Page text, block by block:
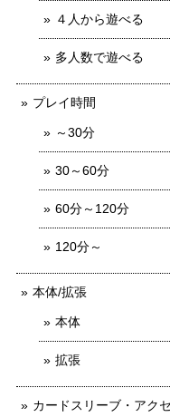
４人から遊べる
多人数で遊べる
プレイ時間
～30分
30～60分
60分～120分
120分～
本体/拡張
本体
拡張
カードスリーブ・アク